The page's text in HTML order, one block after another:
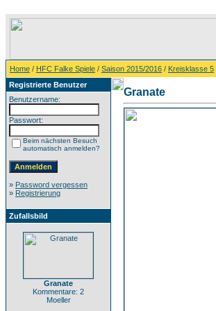
Home / HFC Falke Spiele / Saison 2015/2016 / Kreisklasse 5
Registrierte Benutzer
Benutzername:
Passwort:
Beim nächsten Besuch
automatisch anmelden?
» Password vergessen
» Registrierung
Zufallsbild
Granate
Kommentare: 2
Moeller
Granate